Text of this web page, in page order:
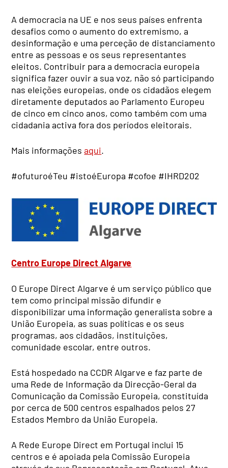
A democracia na UE e nos seus países enfrenta
desafios como o aumento do extremismo, a
desinformação e uma perceção de distanciamento
entre as pessoas e os seus representantes
eleitos. Contribuir para a democracia europeia
significa fazer ouvir a sua voz, não só participando
nas eleições europeias, onde os cidadãos elegem
diretamente deputados ao Parlamento Europeu
de cinco em cinco anos, como também com uma
cidadania activa fora dos períodos eleitorais.
Mais informaçõesaqui.
#ofuturoéTeu #istoéEuropa #cofoe #IHRD202
Centro Europe Direct Algarve
O Europe Direct Algarve é um serviço público que
tem como principal missão difundir e
disponibilizar uma informação generalista sobre a
União Europeia, as suas políticas e os seus
programas, aos cidadãos, instituições,
comunidade escolar, entre outros.
Está hospedado na CCDR Algarve e faz parte de
uma Rede de Informação da Direcção-Geral da
Comunicação da Comissão Europeia, constituída
por cerca de 500 centros espalhados pelos 27
Estados Membro da União Europeia.
A Rede Europe Direct em Portugal inclui 15
centros e é apoiada pela Comissão Europeia